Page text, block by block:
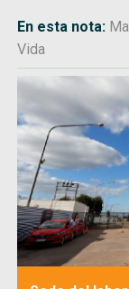
En esta nota:
Vida